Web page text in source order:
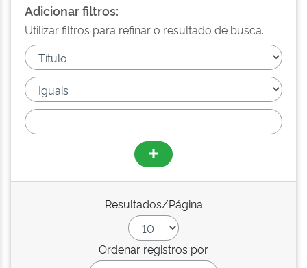
Adicionar filtros:
Utilizar filtros para refinar o resultado de busca.
Resultados/Página
Ordenar registros por